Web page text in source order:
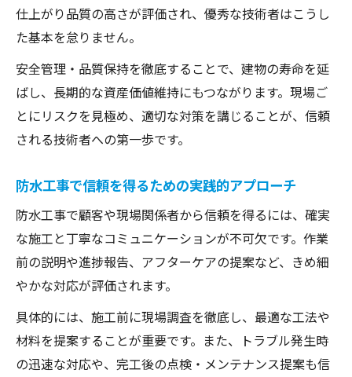
仕上がり品質の高さが評価され、優秀な技術者はこうし
た基本を怠りません。
安全管理・品質保持を徹底することで、建物の寿命を延
ばし、長期的な資産価値維持にもつながります。現場ご
とにリスクを見極め、適切な対策を講じることが、信頼
される技術者への第一歩です。
防水工事で信頼を得るための実践的アプローチ
防水工事で顧客や現場関係者から信頼を得るには、確実
な施工と丁寧なコミュニケーションが不可欠です。作業
前の説明や進捗報告、アフターケアの提案など、きめ細
やかな対応が評価されます。
具体的には、施工前に現場調査を徹底し、最適な工法や
材料を提案することが重要です。また、トラブル発生時
の迅速な対応や、完工後の点検・メンテナンス提案も信